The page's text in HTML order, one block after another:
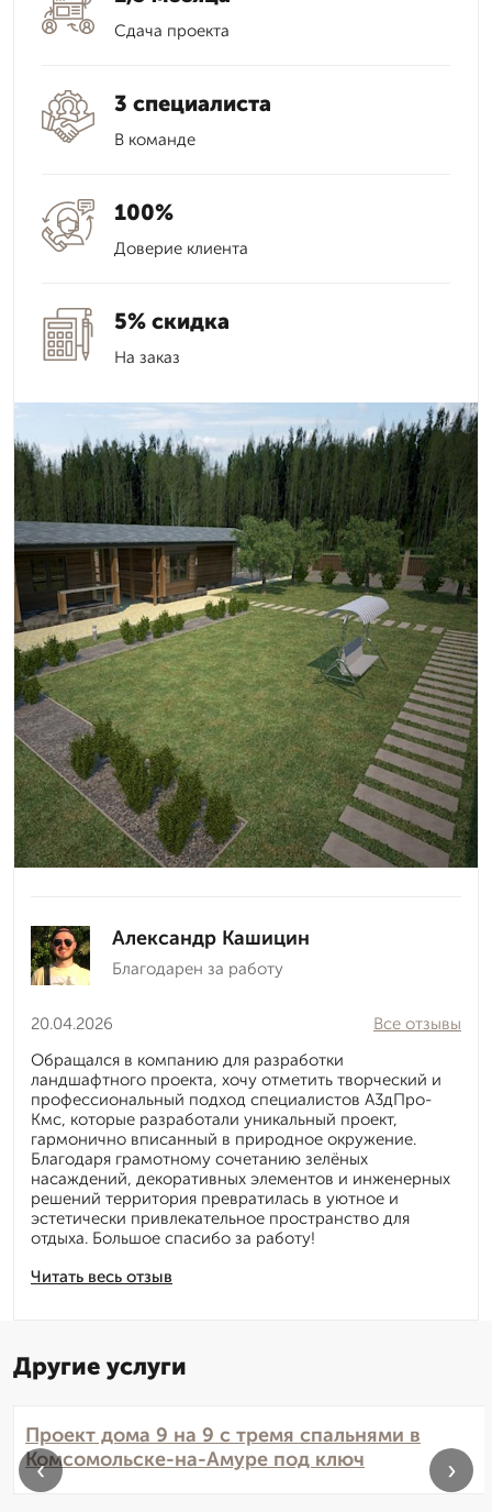
Сдача проекта
3 специалиста
В команде
100%
Доверие клиента
5% скидка
На заказ
Александр Кашицин
Благодарен за работу
20.04.2026
Читать весь отзыв
Все отзывы
Обращался в компанию для разработки
ландшафтного проекта, хочу отметить творческий и
профессиональный подход специалистов А3дПро-
Кмс, которые разработали уникальный проект,
гармонично вписанный в природное окружение.
Благодаря грамотному сочетанию зелёных
насаждений, декоративных элементов и инженерных
решений территория превратилась в уютное и
эстетически привлекательное пространство для
отдыха. Большое спасибо за работу!
Другие услуги
Проект дома 9 на 9 с тремя спальнями в
Комсомольске-на-Амуре под ключ
‹ ›